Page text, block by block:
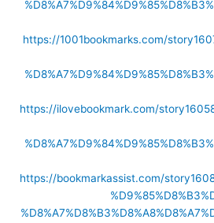
https://1001bookmarks.com/
https://ilovebookmark.com/
https://bookmarkassist.com/